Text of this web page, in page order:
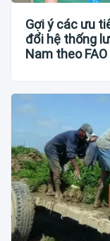
Gợi ý các ưu
đổi hệ thống
Nam theo